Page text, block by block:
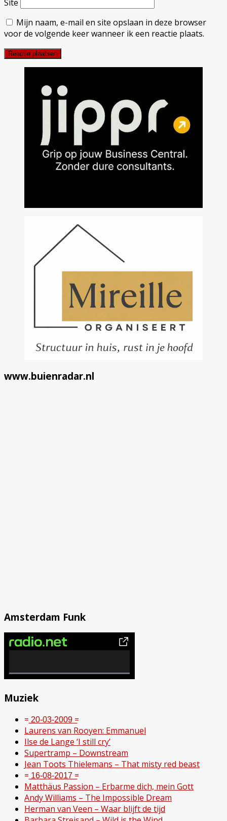
Site
Mijn naam, e-mail en site opslaan in deze browser
voor de volgende keer wanneer ik een reactie plaats.
www.buienradar.nl
Amsterdam Funk
0%
Muziek
= ͟2͟0͟-͟0͟3͟-͟2͟0͟0͟9͟ =
Laurens van Rooyen: Emmanuel
Ilse de Lange ‘I still cry’
Supertramp – Downstream
Jean Toots Thielemans – That misty red beast
= ͟1͟6͟-͟0͟8͟-͟2͟0͟1͟7͟ =
Matthäus Passion – Erbarme dich, mein Gott
Andy Williams – The Impossible Dream
Herman van Veen – Waar blijft de tijd